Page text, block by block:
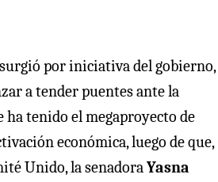
por iniciativa del gobierno,
a tender puentes ante la
ha tenido el megaproyecto de
económica, luego de que,
Unido, la senadoraYasna